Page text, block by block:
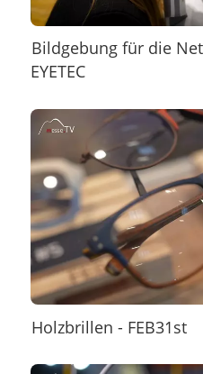
Bildgebung für die
EYETEC
Holzbrillen - FEB31st